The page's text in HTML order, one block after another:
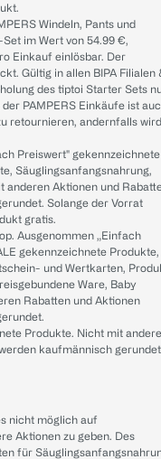
Windeln, Pants und
im Wert von 54.99 €,
Einkauf einlösbar. Der
Gültig in allen BIPA Filialen
des tiptoi Starter Sets
PAMPERS Einkäufe ist
retournieren, andernfalls wird
Preiswert" gekennzeichnete
Säuglingsanfangsnahrung,
Aktionen und
Solange der Vorrat
gratis.
Ausgenommen „Einfach
gekennzeichnete Produkte,
und Wertkarten,
Ware, Baby
Rabatten und Aktionen
Produkte. Nicht mit
kaufmännisch
nicht möglich auf
Aktionen zu geben. Des
für